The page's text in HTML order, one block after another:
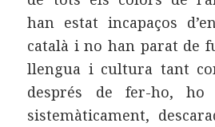
han estat incapaços
català i no han parat de
llengua i cultura tant
després de fer-ho,
sistemàticament,